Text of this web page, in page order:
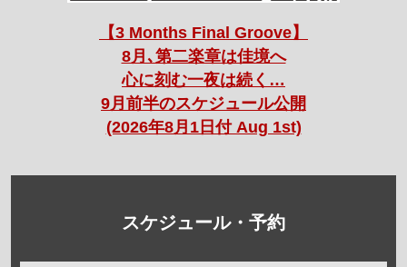
【3 Months Final Groove】
8月､第二楽章は佳境へ
心に刻む一夜は続く…
9月前半のスケジュール公開
(2026年8月1日付 Aug 1st)
スケジュール・予約